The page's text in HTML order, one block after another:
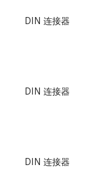
DIN 连接器
DIN 连接器
DIN 连接器